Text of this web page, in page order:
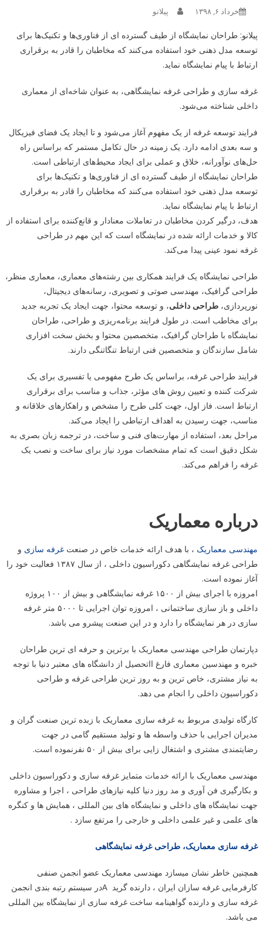
خرداد ۶, ۱۳۹۸ پیلانو
پیلانو: طراحان نمایشگاه از طیف گسترده ای از فناوری‌ها و تکنیک‌ها برای
توسعه مدل ذهنی خود استفاده می‌کنند که مخاطبان را قادر به برقراری
ارتباط با پیام نمایشگاه نماید.
غرفه سازی و طراحی غرفه نمایشگاهی، به عنوان شاخه‌ای از معماری
داخلی شناخته می‌شود.
فرایند توسعه غرفه از یک مفهوم آغاز می‌شود و تا ایجاد یک فضای فیزیکال
و سه بعدی ادامه دارد. یک زمینه در حال تکامل مستمر که براساس راه
حل‌های نوآورانه، خلاق و عملی برای ایجاد محیط‌های ارتباطی است.
طراحان نمایشگاه از طیف گسترده ای از فناوری‌ها و تکنیک‌ها برای
توسعه مدل ذهنی خود استفاده می‌کنند که مخاطبان را قادر به برقراری
ارتباط با پیام نمایشگاه نماید.
هدف، درگیر کردن مخاطبان در تعاملات معنادار و قانع‌کننده برای استفاده از
کالا و خدمات ارائه شده در نمایشگاه است که این مهم در طراحی
غرفه نمود عینی پیدا می‌کند.
طراحی نمایشگاه یک فرایند همکاری بین رشته‌های معماری، معماری منظر،
طراحی گرافیک، مهندسی صوتی و تصویری، رسانه‌های دیجیتال،
نورپردازی، طراحی داخلی، و توسعه محتوا، جهت ایجاد یک تجربه جدید
برای مخاطب است. در طول فرایند برنامه‌ریزی و طراحی، طراحان
نمایشگاه با طراحان گرافیک، متخصصین محتوا و بخش سخت افزاری
شامل سازندگان و متخصصین فنی ارتباط تنگاتنگی دارند.
فرایند طراحی غرفه، براساس یک طرح مفهومی یا تفسیری برای یک
شرکت کننده و تعیین روش های مؤثر، جذاب و مناسب برای برقراری
ارتباط است. فاز اول، جهت کلی طرح را مشخص و راهکارهای خلاقانه و
مناسب، جهت رسیدن به اهداف ارتباطی را ایجاد می‌کند.
مراحل بعد، استفاده از مهارت‌های فنی و ساخت، در ترجمه زبان بصری به
شکل دقیق است که تمام مشخصات مورد نیاز برای ساخت و نصب یک
غرفه را فراهم می‌کند.
درباره معماریک
مهندسی معماریک ، با هدف ارائه خدمات خاص در صنعت غرفه سازی و
طراحی غرفه نمایشگاهی دکوراسیون داخلی ، از سال ۱۳۸۷ فعالیت خود را
آغاز نموده است.
امروزه با اجرای بیش از ۱۵۰۰ غرفه نمایشگاهی و بیش از ۱۰۰ پروژه
داخلی و باز سازی ساختمانی ، امروزه توان اجرایی تا ۵۰۰۰ متر غرفه
سازی در هر نمایشگاه را دارد و در این صنعت پیشرو می باشد.
دپارتمان طراحی مهندسی معماریک با برترین و حرفه ای ترین طراحان
خبره و مهندسین معماری فارغ ااتحصیل از دانشگاه های معتبر دنیا با توجه
به نیاز مشتری، خاص ترین و به روز ترین طراحی غرفه و طراحی
دکوراسیون داخلی را انجام می دهد.
کارگاه تولیدی مربوط به غرفه سازی معماریک با زبده ترین صنعت گران و
مدیران اجرایی با حذف واسطه ها و تولید مستقیم گامی در جهت
رضایتمندی مشتری و اشتغال زایی برای بیش از ۵۰ نفرنموده است.
مهندسی معماریک با ارائه خدمات متمایز غرفه سازی و دکوراسیون داخلی
و بکارگیری فن آوری و مد روز دنیا کلیه نیازهای طراحی ، اجرا و مشاوره
جهت نمایشگاه های داخلی و نمایشگاه های بین المللی ، همایش ها و کنگره
های علمی و غیر علمی داخلی و خارجی را مرتفع سازد .
غرفه سازی معماریک، طراحی غرفه نمایشگاهی
همچنین خاطر نشان میسازد مهندسی معماریک عضو انجمن صنفی
کارفرمایی غرفه سازان ایران ، دارنده گرید Aدر سیستم رتبه بندی انجمن
غرفه سازی و دارنده گواهینامه ساخت غرفه سازی از نمایشگاه بین المللی
می باشد.